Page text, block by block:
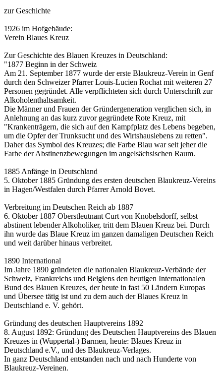
zur Geschichte
1926 im Hofgebäude:
Verein Blaues Kreuz
Zur Geschichte des Blauen Kreuzes in Deutschland:
"1877 Beginn in der Schweiz
Am 21. September 1877 wurde der erste Blaukreuz-Verein in Genf
durch den Schweizer Pfarrer Louis-Lucien Rochat mit weiteren 27
Personen gegründet. Alle verpflichteten sich durch Unterschrift zur
Alkoholenthaltsamkeit.
Die Männer und Frauen der Gründergeneration verglichen sich, in
Anlehnung an das kurz zuvor gegründete Rote Kreuz, mit
"Krankenträgern, die sich auf den Kampfplatz des Lebens begeben,
um die Opfer der Trunksucht und des Wirtshauslebens zu retten".
Daher das Symbol des Kreuzes; die Farbe Blau war seit jeher die
Farbe der Abstinenzbewegungen im angelsächsischen Raum.
1885 Anfänge in Deutschland
5. Oktober 1885 Gründung des ersten deutschen Blaukreuz-Vereins
in Hagen/Westfalen durch Pfarrer Arnold Bovet.
Verbreitung im Deutschen Reich ab 1887
6. Oktober 1887 Oberstleutnant Curt von Knobelsdorff, selbst
abstinent lebender Alkoholiker, tritt dem Blauen Kreuz bei. Durch
ihn wurde das Blaue Kreuz im ganzen damaligen Deutschen Reich
und weit darüber hinaus verbreitet.
1890 International
Im Jahre 1890 gründeten die nationalen Blaukreuz-Verbände der
Schweiz, Frankreichs und Belgiens den heutigen Internationalen
Bund des Blauen Kreuzes, der heute in fast 50 Ländern Europas
und Übersee tätig ist und zu dem auch der Blaues Kreuz in
Deutschland e. V. gehört.
Gründung des deutschen Hauptvereins 1892
8. August 1892: Gründung des Deutschen Hauptvereins des Blauen
Kreuzes in (Wuppertal-) Barmen, heute: Blaues Kreuz in
Deutschland e.V., und des Blaukreuz-Verlages.
In ganz Deutschland entstanden nach und nach Hunderte von
Blaukreuz-Vereinen.